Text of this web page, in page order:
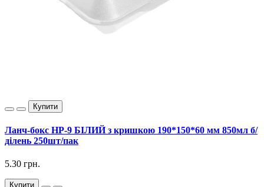
Купити
Ланч-бокс НР-9 БІЛИЙ з кришкою 190*150*60 мм 850мл б/
ділень 250шт/пак
5.30 грн.
Купити